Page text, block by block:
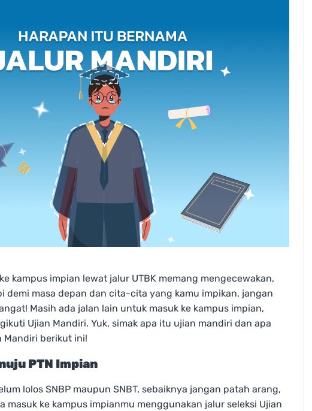
kampus impian lewat jalur UTBK memang mengecewakan,
demi masa depan dan cita-cita yang kamu impikan, jangan
Masih ada jalan lain untuk masuk ke kampus impian,
Ujian Mandiri. Yuk, simak apa itu ujian mandiri dan apa
Mandiri berikut ini!
PTN Impian
lolos SNBP maupun SNBT, sebaiknya jangan patah arang,
masuk ke kampus impianmu menggunakan jalur seleksi Ujian